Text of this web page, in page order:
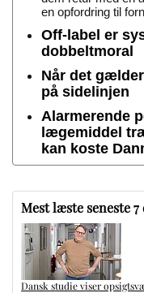
en opfordring til
Off-label er
dobbeltmoral
Når det
på sidelinjen
Alarmerende
lægemiddel
kan koste
Mest læste seneste 7
Dansk studie viser